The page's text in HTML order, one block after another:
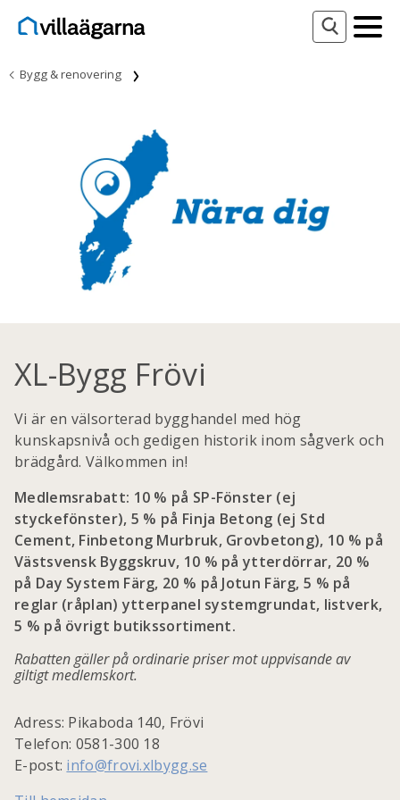
Bygg & renovering
XL-Bygg Frövi
Vi är en välsorterad bygghandel med hög
kunskapsnivå och gedigen historik inom sågverk och
brädgård. Välkommen in!
Medlemsrabatt: 10 % på SP-Fönster (ej
styckefönster), 5 % på Finja Betong (ej Std
Cement, Finbetong Murbruk, Grovbetong), 10 % på
Västsvensk Byggskruv, 10 % på ytterdörrar, 20 %
på Day System Färg, 20 % på Jotun Färg, 5 % på
reglar (råplan) ytterpanel systemgrundat, listverk,
5 % på övrigt butikssortiment.
Rabatten gäller på ordinarie priser mot uppvisande av
giltigt medlemskort.
Adress: Pikaboda 140, Frövi
Telefon: 0581-300 18
E-post: info@frovi.xlbygg.se